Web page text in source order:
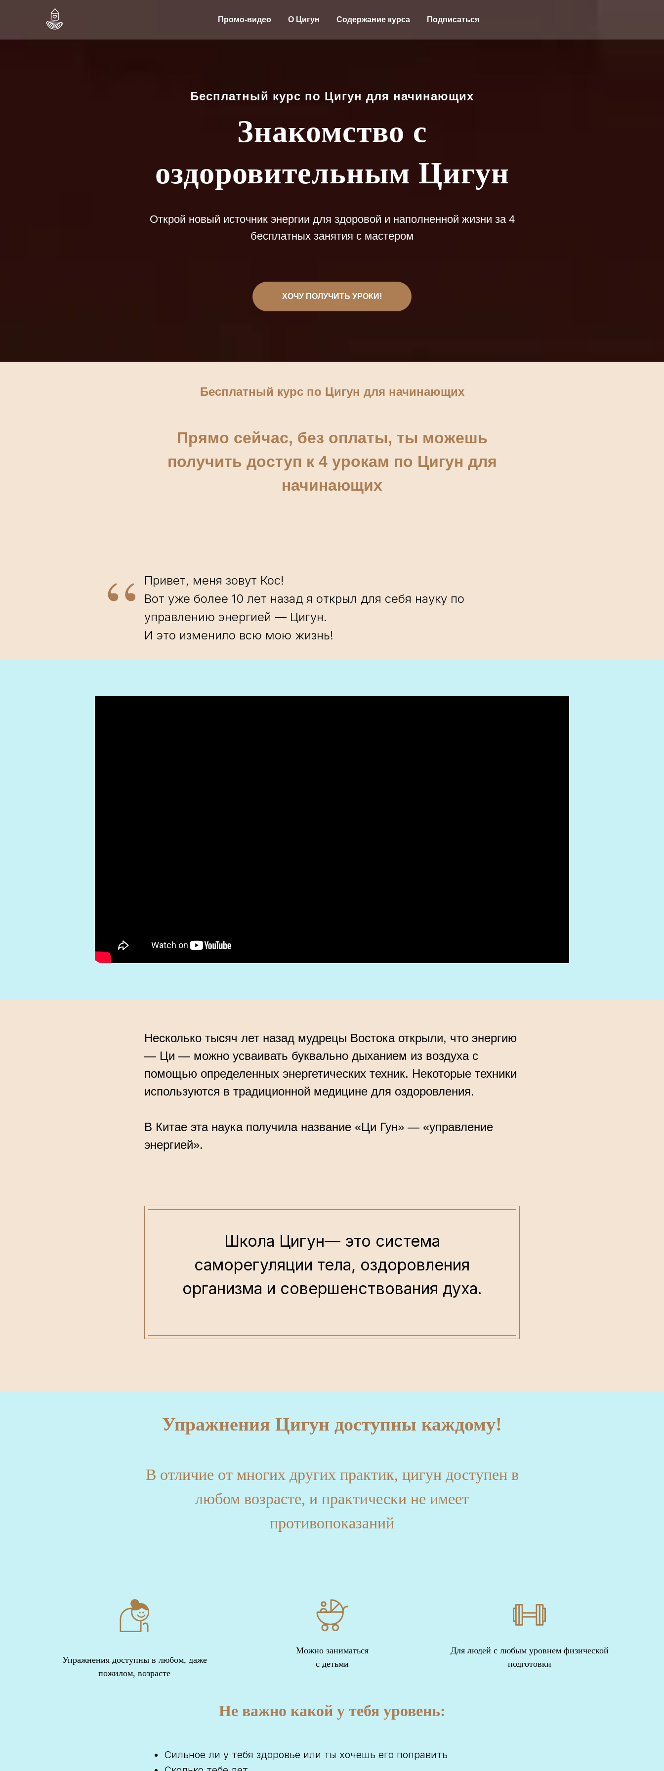
Промо-видео О Цигун Содержание курса Подписаться
Бесплатный курс по Цигун для начинающих
Знакомство с
оздоровительным Цигун
Открой новый источник энергии для здоровой и наполненной жизни за 4
бесплатных занятия с мастером
ХОЧУ ПОЛУЧИТЬ УРОКИ!
Бесплатный курс по Цигун для начинающих
Прямо сейчас, без оплаты, ты можешь
получить доступ к 4 урокам по Цигун для
начинающих
“
Привет, меня зовут Кос!
Вот уже более 10 лет назад я открыл для себя науку по
управлению энергией — Цигун.
И это изменило всю мою жизнь!
Несколько тысяч лет назад мудрецы Востока открыли, что энергию
— Ци — можно усваивать буквально дыханием из воздуха с
помощью определенных энергетических техник. Некоторые техники
используются в традиционной медицине для оздоровления.
В Китае эта наука получила название «Ци Гун» — «управление
энергией».
Школа Цигун— это система
са­море­гуля­ции тела, оз­до­ров­ления
организма и со­вер­шенс­тво­вания духа.
Упражнения Цигун доступны каждому!
В отличие от многих других практик, цигун доступен в
любом возрасте, и практически не имеет
противопоказаний
Упражнения доступны в любом, даже
пожилом, возрасте
Можно заниматься
с детьми
Для людей с любым уровнем физической
подготовки
Не важно какой у тебя уровень:
Сильное ли у тебя здоровье или ты хочешь его поправить